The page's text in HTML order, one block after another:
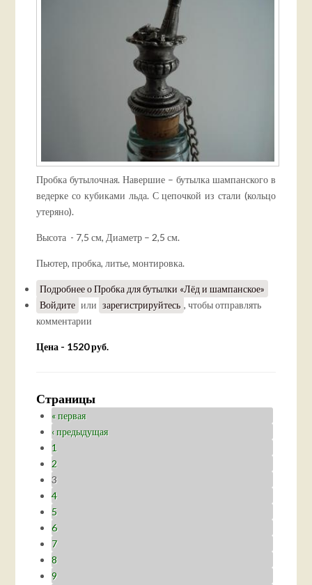
Пробка бутылочная. Навершие – бутылка шампанского в
ведерке со кубиками льда. С цепочкой из стали (кольцо
утеряно).
Высота - 7,5 см, Диаметр – 2,5 см.
Пьютер, пробка, литье, монтировка.
Подробнеео Пробка для бутылки «Лёд и шампанское»
Войдите или зарегистрируйтесь , чтобы отправлять
комментарии
Цена - 1520 руб.
Страницы
« первая
‹ предыдущая
1
2
3
4
5
6
7
8
9